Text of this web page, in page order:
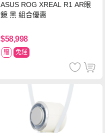
ASUS ROG XREAL R1 AR眼
鏡 黑 組合優惠
$58,998
贈 免運